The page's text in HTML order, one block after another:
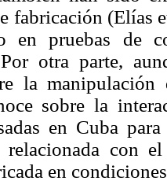
fabricación (Elías
en pruebas de
otra parte,
la manipulación
sobre la
en Cuba
relacionada con
en